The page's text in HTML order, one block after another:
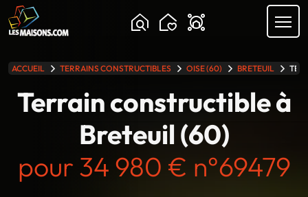
ACCUEIL TERRAINS CONSTRUCTIBLES OISE (60) BRETEUIL
Terrain constructible à
Breteuil (60)
pour 34 980 € n°69479